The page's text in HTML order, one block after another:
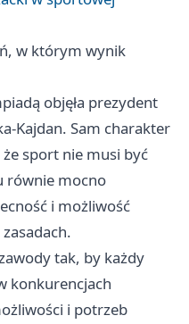
w którym wynik
objęła prezydent
Kajdan. Sam charakter
sport nie musi być
równie mocno
i możliwość
tak, by każdy
konkurencjach
i potrzeb